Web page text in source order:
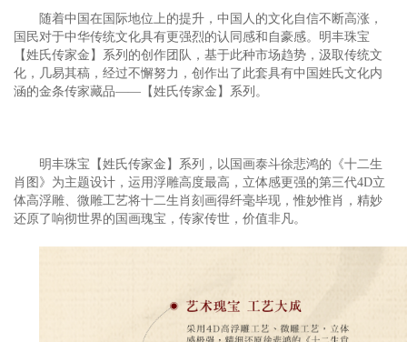
随着中国在国际地位上的提升，中国人的文化自信不断高涨，
国民对于中华传统文化具有更强烈的认同感和自豪感。明丰珠宝
【姓氏传家金】系列的创作团队，基于此种市场趋势，汲取传统文
化，几易其稿，经过不懈努力，创作出了此套具有中国姓氏文化内
涵的金条传家藏品——【姓氏传家金】系列。
明丰珠宝【姓氏传家金】系列，以国画泰斗徐悲鸿的《十二生
肖图》为主题设计，运用浮雕高度最高，立体感更强的第三代4D立
体高浮雕、微雕工艺将十二生肖刻画得纤毫毕现，惟妙惟肖，精妙
还原了响彻世界的国画瑰宝，传家传世，价值非凡。